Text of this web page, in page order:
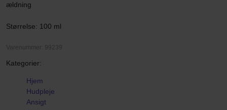
ældning
Størrelse: 100 ml
Varenummer: 99239
Kategorier:
Hjem
Hudpleje
Ansigt